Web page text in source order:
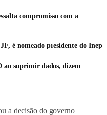
compromisso com a
é nomeado presidente do Inep
ao suprimir dados, dizem
a decisão do governo